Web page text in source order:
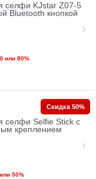
селфи KJstar Z07-5
Bluetooth кнопкой
или 80%
селфи Selfie Stick с
креплением
50%
Скидка 50%